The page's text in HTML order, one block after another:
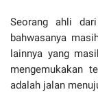
Seorang ahli
bahwasanya
lainnya yang
mengemukakan
adalah jalan